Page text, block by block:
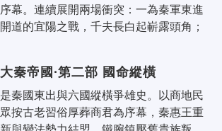
序幕。連續展開兩場衝突：一為秦軍東進
開道的宜陽之戰，千夫長白起嶄露頭角；
大秦帝國·第二部 國命縱橫
是秦國東出與六國縱橫爭雄史。以商地民
眾按古老習俗厚葬商君為序幕，秦惠王重